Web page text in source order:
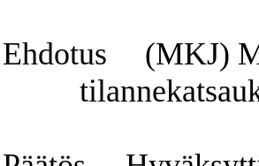
Ehdotus
(MKJ)